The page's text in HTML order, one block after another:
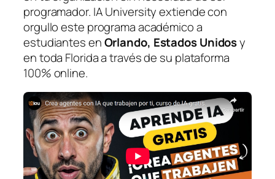
programador. IA University extiende con
orgullo este programa académico a
estudiantes enOrlando, Estados Unidosy
en toda Florida a través de su plataforma
100% online.